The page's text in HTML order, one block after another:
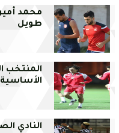
محمد
طويل
المنتخب
النادي